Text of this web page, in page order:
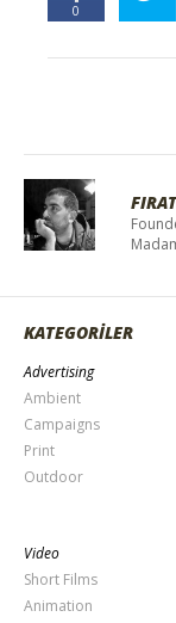
0
KATEGORİLER
Advertising
Ambient
Campaigns
Print
Outdoor
Video
Short Films
Animation